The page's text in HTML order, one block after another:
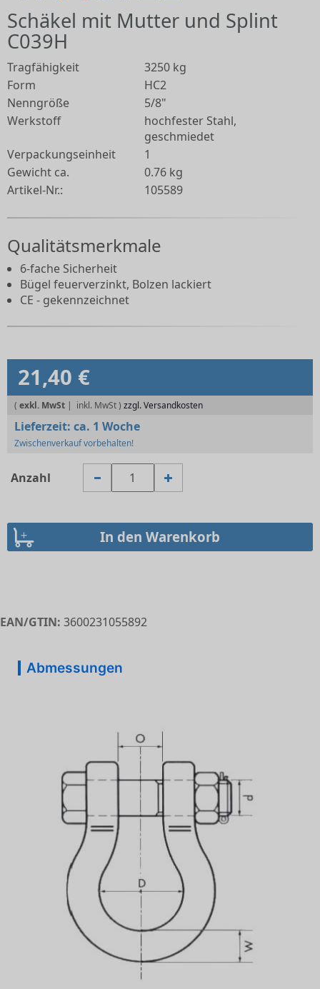
Schäkel mit Mutter und Splint
C039H
Tragfähigkeit
3250 kg
Form
HC2
Nenngröße
5/8"
Werkstoff
hochfester Stahl,
geschmiedet
Verpackungseinheit
1
Gewicht ca.
0.76 kg
Artikel-Nr.:
105589
Qualitätsmerkmale
6-fache Sicherheit
Bügel feuerverzinkt, Bolzen lackiert
CE - gekennzeichnet
21,40 €
( exkl. MwSt | zzgl. Versandkosten
Lieferzeit: ca. 1 Woche
Zwischenverkauf vorbehalten!
Anzahl
EAN/GTIN: 3600231055892
Abmessungen